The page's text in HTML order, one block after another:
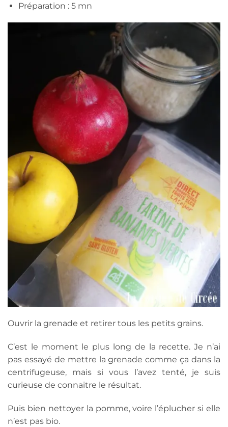
Préparation : 5 mn
Ouvrir la grenade et retirer tous les petits grains.
C’est le moment le plus long de la recette. Je n’ai
pas essayé de mettre la grenade comme ça dans la
centrifugeuse, mais si vous l’avez tenté, je suis
curieuse de connaitre le résultat.
Puis bien nettoyer la pomme, voire l’éplucher si elle
n’est pas bio.